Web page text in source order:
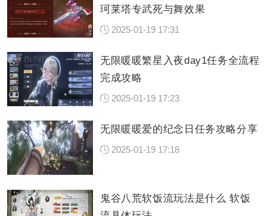
珂莱塔专武死与舞效果
2025-01-19 17:31
无限暖暖繁星入夜day1任务全流程
完成攻略
2025-01-19 17:23
无限暖暖爱的纪念日任务攻略分享
2025-01-19 17:18
鬼谷八荒软饭流玩法是什么 软饭